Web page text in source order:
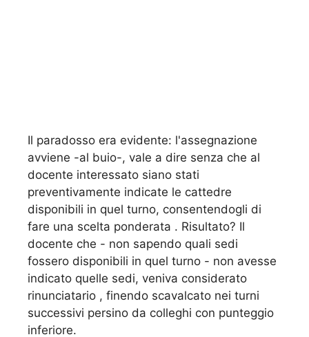
Il paradosso era evidente: l'assegnazione
avviene -al buio-, vale a dire senza che al
docente interessato siano stati
preventivamente indicate le cattedre
disponibili in quel turno, consentendogli di
fare una scelta ponderata . Risultato? Il
docente che - non sapendo quali sedi
fossero disponibili in quel turno - non avesse
indicato quelle sedi, veniva considerato
rinunciatario , finendo scavalcato nei turni
successivi persino da colleghi con punteggio
inferiore.